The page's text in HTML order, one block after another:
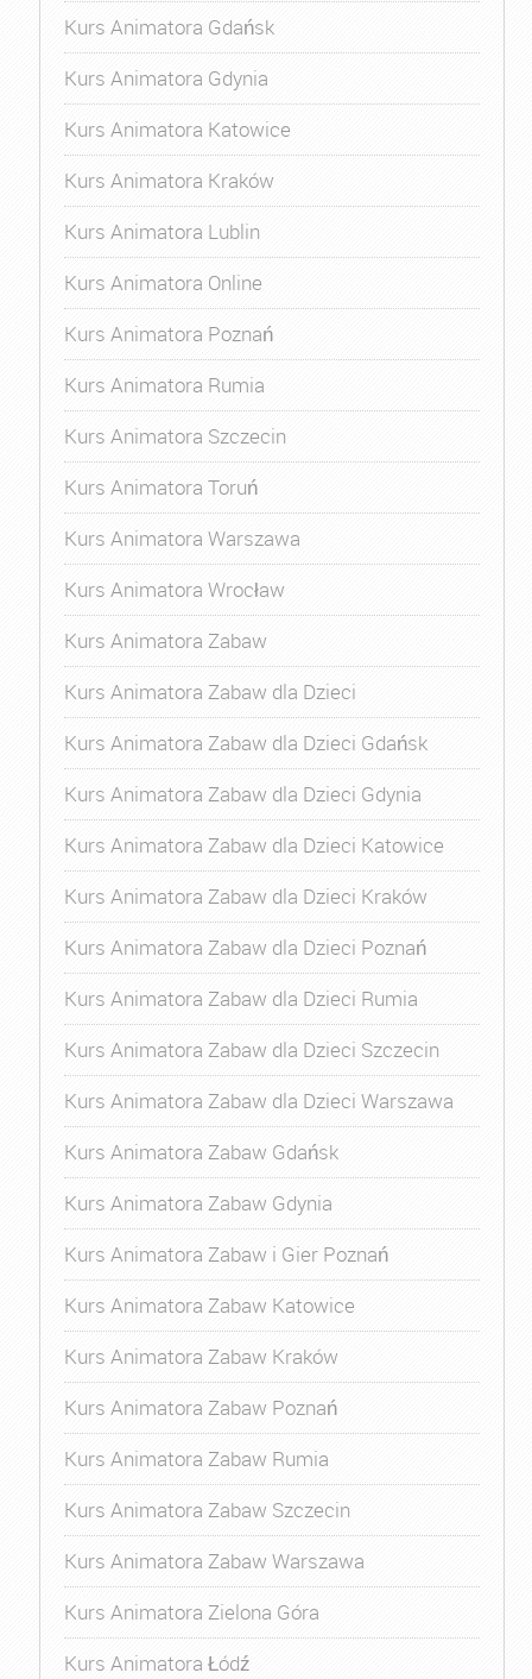
Kurs Animatora Gdańsk
Kurs Animatora Gdynia
Kurs Animatora Katowice
Kurs Animatora Kraków
Kurs Animatora Lublin
Kurs Animatora Online
Kurs Animatora Poznań
Kurs Animatora Rumia
Kurs Animatora Szczecin
Kurs Animatora Toruń
Kurs Animatora Warszawa
Kurs Animatora Wrocław
Kurs Animatora Zabaw
Kurs Animatora Zabaw dla Dzieci
Kurs Animatora Zabaw dla Dzieci Gdańsk
Kurs Animatora Zabaw dla Dzieci Gdynia
Kurs Animatora Zabaw dla Dzieci Katowice
Kurs Animatora Zabaw dla Dzieci Kraków
Kurs Animatora Zabaw dla Dzieci Poznań
Kurs Animatora Zabaw dla Dzieci Rumia
Kurs Animatora Zabaw dla Dzieci Szczecin
Kurs Animatora Zabaw dla Dzieci Warszawa
Kurs Animatora Zabaw Gdańsk
Kurs Animatora Zabaw Gdynia
Kurs Animatora Zabaw i Gier Poznań
Kurs Animatora Zabaw Katowice
Kurs Animatora Zabaw Kraków
Kurs Animatora Zabaw Poznań
Kurs Animatora Zabaw Rumia
Kurs Animatora Zabaw Szczecin
Kurs Animatora Zabaw Warszawa
Kurs Animatora Zielona Góra
Kurs Animatora Łódź